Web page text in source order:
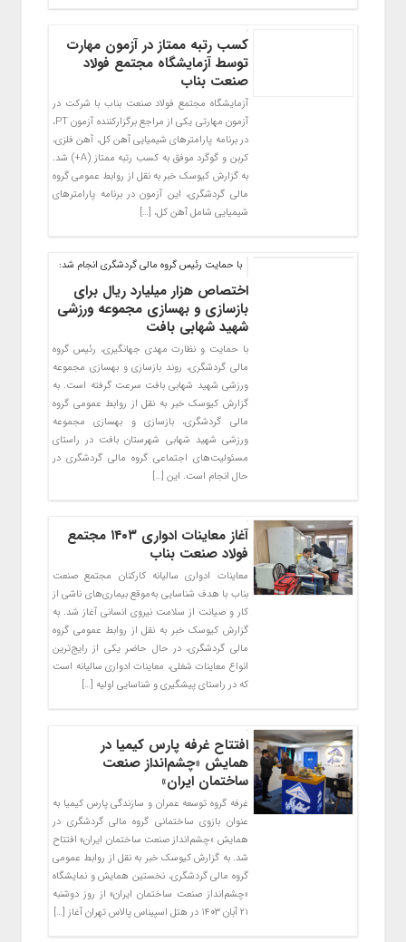
کسب رتبه ممتاز در آزمون مهارت
توسط آزمایشگاه مجتمع فولاد
صنعت بناب
آزمایشگاه مجتمع فولاد صنعت بناب با شرکت در
آزمون مهارتی یکی از مراجع برگزارکننده آزمون PT،
در برنامه پارامترهای شیمیایی آهن کل، آهن فلزی،
کربن و گوگرد موفق به کسب رتبه ممتاز (A+) شد.
به گزارش کیوسک خبر به نقل از روابط عمومی گروه
مالی گردشگری، این آزمون در برنامه پارامترهای
شیمیایی شامل آهن کل، […]
با حمایت رئیس گروه مالی گردشگری انجام شد:
اختصاص هزار میلیارد ریال برای
بازسازی و بهسازی مجموعه ورزشی
شهید شهابی بافت
با حمایت و نظارت مهدی جهانگیری، رئیس گروه
مالی گردشگری، روند بازسازی و بهسازی مجموعه
ورزشی شهید شهابی بافت سرعت گرفته است. به
گزارش کیوسک خبر به نقل از روابط عمومی گروه
مالی گردشگری، بازسازی و بهسازی مجموعه
ورزشی شهید شهابی شهرستان بافت در راستای
مسئولیت‌های اجتماعی گروه مالی گردشگری در
حال انجام است. این […]
آغاز معاینات ادواری ۱۴۰۳ مجتمع
فولاد صنعت بناب
معاینات ادواری سالیانه کارکنان مجتمع صنعت
بناب با هدف شناسایی به‌موقع بیماری‌های ناشی از
کار و صیانت از سلامت نیروی انسانی آغاز شد. به
گزارش کیوسک خبر به نقل از روابط عمومی گروه
مالی گردشگری، در حال حاضر یکی از رایج‌ترین
انواع معاینات شغلی، معاینات ادواری سالیانه است
که در راستای پیشگیری و شناسایی اولیه […]
افتتاح غرفه پارس کیمیا در
همایش «چشم‌انداز صنعت
ساختمان ایران»
غرفه گروه توسعه عمران و سازندگی پارس کیمیا به
عنوان بازوی ساختمانی گروه مالی گردشگری در
همایش «چشم‌انداز صنعت ساختمان ایران» افتتاح
شد. به گزارش کیوسک خبر به نقل از روابط عمومی
گروه مالی گردشگری، نخستین همایش و نمایشگاه
«چشم‌انداز صنعت ساختمان ایران» از روز دوشنبه
۲۱ آبان ۱۴۰۳ در هتل اسپیناس پالاس تهران آغاز […]